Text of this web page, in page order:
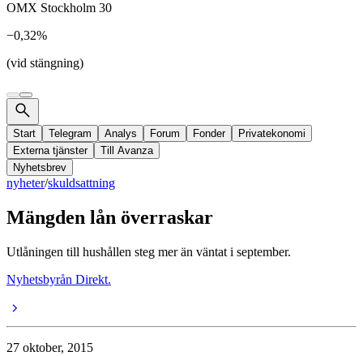
OMX Stockholm 30
−0,32%
(vid stängning)
Start Telegram Analys Forum Fonder
Privatekonomi
Externa tjänster
Till Avanza
Nyhetsbrev
nyheter/skuldsattning
Mängden lån överraskar
Utlåningen till hushållen steg mer än väntat i september.
Nyhetsbyrån Direkt.
27 oktober, 2015